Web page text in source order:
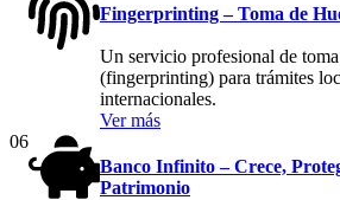
Fingerprinting – Toma de
Un servicio profesional de
(fingerprinting) para trámites
internacionales.
Ver más
06
Banco Infinito – Crece,
Patrimonio